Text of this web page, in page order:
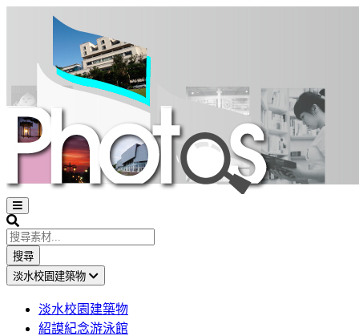
Open
sidebar
Search
搜尋
淡水校園建築物
淡水校園建築物
紹謨紀念游泳館